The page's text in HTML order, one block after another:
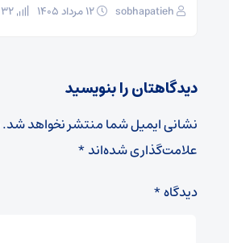
sobhapatieh
دیدگاهتان را بنویسید
نشانی ایمیل شما منتشر نخواهد شد.
علامت‌گذاری شده‌اند*
دیدگاه*